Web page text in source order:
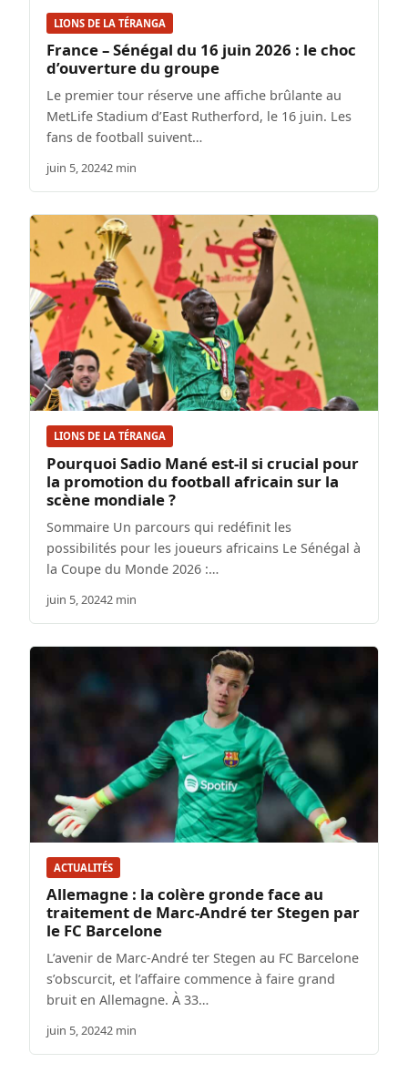
LIONS DE LA TÉRANGA
France – Sénégal du 16 juin 2026 : le choc
d’ouverture du groupe
Le premier tour réserve une affiche brûlante au
MetLife Stadium d’East Rutherford, le 16 juin. Les
fans de football suivent…
juin 5, 20242 min
LIONS DE LA TÉRANGA
Pourquoi Sadio Mané est-il si crucial pour
la promotion du football africain sur la
scène mondiale ?
Sommaire Un parcours qui redéfinit les
possibilités pour les joueurs africains Le Sénégal à
la Coupe du Monde 2026 :…
juin 5, 20242 min
ACTUALITÉS
Allemagne : la colère gronde face au
traitement de Marc-André ter Stegen par
le FC Barcelone
L’avenir de Marc-André ter Stegen au FC Barcelone
s’obscurcit, et l’affaire commence à faire grand
bruit en Allemagne. À 33…
juin 5, 20242 min